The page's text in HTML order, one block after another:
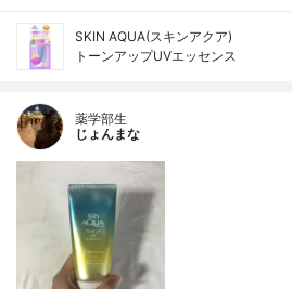
SKIN AQUA(スキンアクア)
トーンアップUVエッセンス
薬学部生
じょんまな